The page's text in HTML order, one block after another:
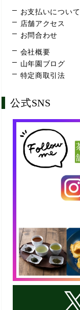
お支払いについて
店舗アクセス
お問合わせ
会社概要
山年園ブログ
特定商取引法
公式SNS